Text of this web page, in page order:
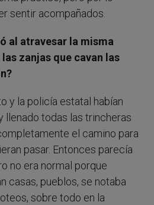
sentir acompañados.
al atravesar la misma
zanjas que cavan las
y la policía estatal habían
llenado todas las trincheras
el camino para
pasar. Entonces parecía
no era normal porque
casas, pueblos, se notaba
sobre todo en la